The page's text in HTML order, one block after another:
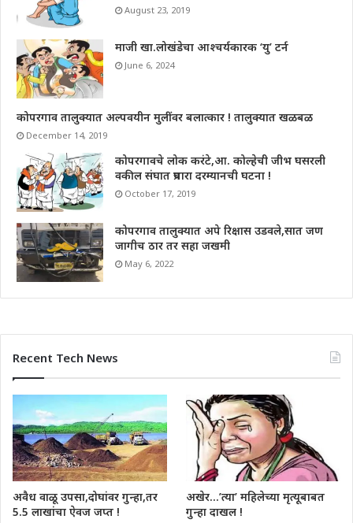
August 23, 2019
माजी खा.लोखंडेचा आश्चर्यकारक ‘यु’ टर्न
June 6, 2024
कोपरगाव तालुक्यात अल्पवयीन मुलींवर बलात्कार ! तालुक्यात खळबळ
December 14, 2019
कोपरगावचे लोक करंटे,आ. कोल्हेची जीभ घसरली
वकील संघात प्रचारा दरम्यानची घटना !
October 17, 2019
कोपरगाव तालुक्यात अपे रिक्षास उडवले,सात जण
जागीच ठार तर सहा जखमी
May 6, 2022
Recent Tech News
अवैध वाळू उपसा,दोघांवर गुन्हा,तर
5.5 लाखांचा ऐवज जप्त !
अखेर…’त्या’ महिलेच्या मृत्यूबाबत
गुन्हा दाखल !